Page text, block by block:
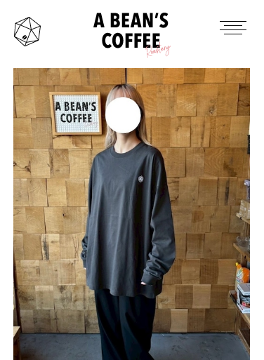
HOME
TAKE OUT MENU
PRODUCTS ITEM
CONTACT
INSTAGRAM
TWITTER
MAIL
OFFICAL SITE